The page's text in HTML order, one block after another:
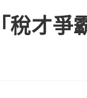
稅才爭